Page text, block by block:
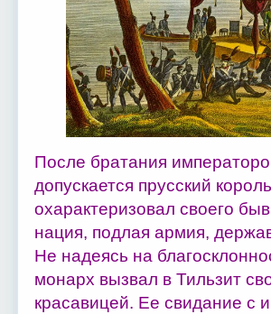
После братания
допускается прусский
охарактеризовал своего
нация, подлая армия,
Не надеясь на
монарх вызвал в Тильзит
красавицей. Ее свидание с